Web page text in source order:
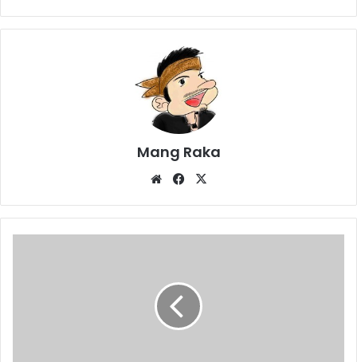
Mang Raka
WebsiteFacebook